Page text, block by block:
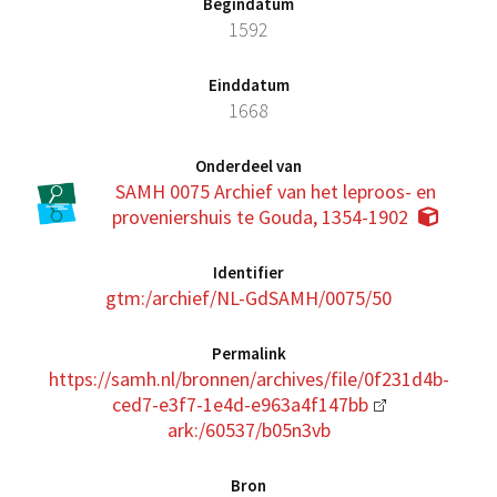
1592
Einddatum
1668
Onderdeel van
SAMH 0075 Archief van het leproos- en
proveniershuis te Gouda, 1354-1902
Identifier
gtm:/archief/NL-GdSAMH/0075/50
Permalink
https://samh.nl/bronnen/archives/file/0f231d4b-
ced7-e3f7-1e4d-e963a4f147bb
ark:/60537/b05n3vb
Bron